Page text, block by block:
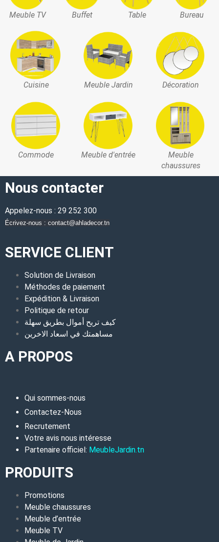
Meuble TV Buffet Table Bureau
Cuisine Meuble Jardin Décoration
Commode Meuble d'entrée
Meuble
chaussures
Nous contacter
Appelez-nous : 29 252 300
Écrivez-nous : contact@ahladecor.tn
SERVICE CLIENT
Solution de Livraison
Méthodes de paiement
Expédition & Livraison
Politique de retour
كيف تربح أموال بطريق سهلة
مساهمتك في اسعاد الاخرين
A PROPOS
Qui sommes-nous
Contactez-Nous
Recrutement
Votre avis nous intéresse
Partenaire officiel: MeubleJardin.tn
PRODUITS
Promotions
Meuble chaussures
Meuble d’entrée
Meuble TV